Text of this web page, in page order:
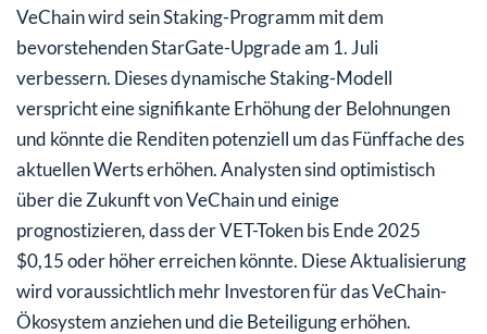
VeChain wird sein Staking-Programm mit dem
bevorstehenden StarGate-Upgrade am 1. Juli
verbessern. Dieses dynamische Staking-Modell
verspricht eine signifikante Erhöhung der Belohnungen
und könnte die Renditen potenziell um das Fünffache des
aktuellen Werts erhöhen. Analysten sind optimistisch
über die Zukunft von VeChain und einige
prognostizieren, dass der VET-Token bis Ende 2025
$0,15 oder höher erreichen könnte. Diese Aktualisierung
wird voraussichtlich mehr Investoren für das VeChain-
Ökosystem anziehen und die Beteiligung erhöhen.